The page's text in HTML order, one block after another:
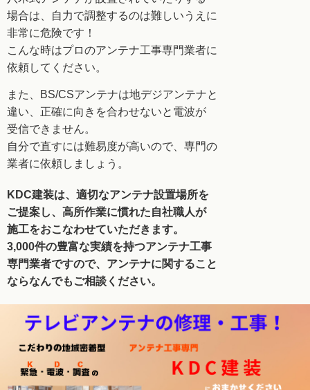
場合は、自力で調整するのは難しい うえに
非常に危険です！
こんな時はプロのアンテナ工事専門業者に
依頼してください。
また、BS/CSアンテナは地デジアンテナと
違い、正確に向きを合わせないと電波が
受信できません。
自分で直すには難易度が高いので、専門の
業者に依頼しましょう。
KDC建装は、適切なアンテナ設置場所を
ご提案し、 高所作業に慣れた自社職人が
施工をおこなわせていただきます。
3,000件の豊富な実績を持つアンテナ工事
専門業者ですので、アンテナに関すること
ならなんでも ご相談ください。